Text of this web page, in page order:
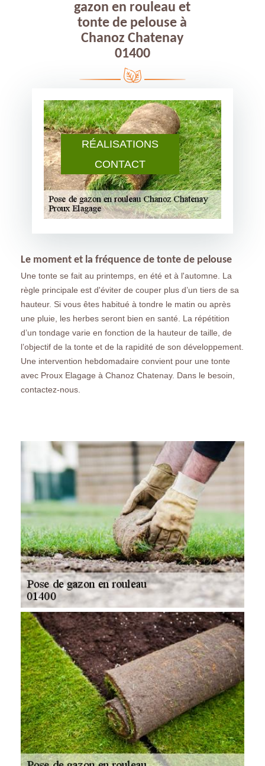
RÉALISATIONS
CONTACT
gazon en rouleau et
tonte de pelouse à
Chanoz Chatenay
01400
Le moment et la fréquence de tonte de pelouse
Une tonte se fait au printemps, en été et à l'automne. La
règle principale est d'éviter de couper plus d’un tiers de sa
hauteur. Si vous êtes habitué à tondre le matin ou après
une pluie, les herbes seront bien en santé. La répétition
d’un tondage varie en fonction de la hauteur de taille, de
l’objectif de la tonte et de la rapidité de son développement.
Une intervention hebdomadaire convient pour une tonte
avec Proux Elagage à Chanoz Chatenay. Dans le besoin,
contactez-nous.